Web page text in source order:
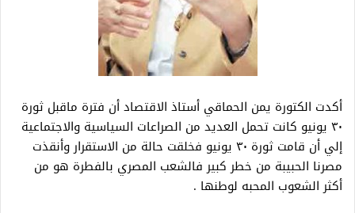
أكدت الكتورة يمن الحماقي أستاذ الاقتصاد أن فترة ماقبل ثورة
٣٠ يونيو كانت تحمل العديد من الصراعات السياسية والاجتماعية
إلي أن قامت ثورة ٣٠ يونيو فخلقت حالة من الاستقرار وأنقذت
مصرنا الحبيبة من خطر كبير فالشعب المصري بالفطرة هو من
أكثر الشعوب المحبه لوطنها .